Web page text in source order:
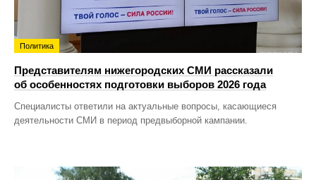
Политика
Представителям нижегородских СМИ рассказали
об особенностях подготовки выборов 2026 года
Специалисты ответили на актуальные вопросы, касающиеся
деятельности СМИ в период предвыборной кампании.